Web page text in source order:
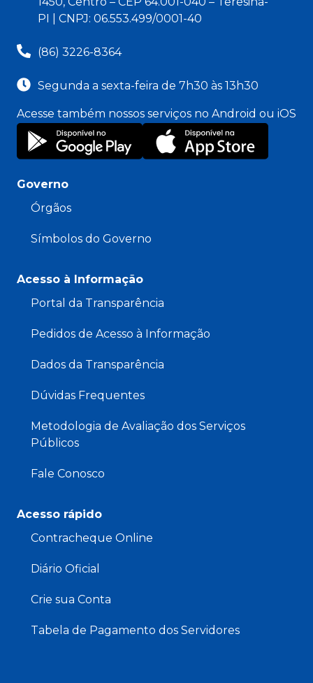
PI | CNPJ: 06.553.499/0001-40
(86) 3226-8364
Segunda a sexta-feira de 7h30 às 13h30
Acesse também nossos serviços no Android ou iOS
Governo
Órgãos
Símbolos do Governo
Acesso à Informação
Portal da Transparência
Pedidos de Acesso à Informação
Dados da Transparência
Dúvidas Frequentes
Metodologia de Avaliação dos Serviços
Públicos
Fale Conosco
Acesso rápido
Contracheque Online
Diário Oficial
Crie sua Conta
Tabela de Pagamento dos Servidores